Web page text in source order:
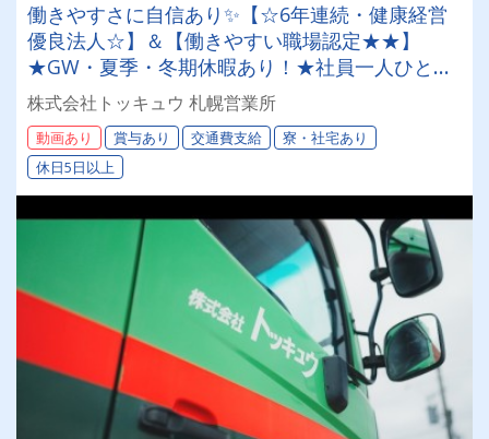
働きやすさに自信あり✨【☆6年連続・健康経営
優良法人☆】＆【働きやすい職場認定★★】
★GW・夏季・冬期休暇あり！★社員一人ひとり
を大切にする昭和34年設立の安定企業！＜未経験
者も大歓迎！4tドライバー＞
株式会社トッキュウ 札幌営業所
動画あり 賞与あり 交通費支給
寮・社宅あり
休日5日以上